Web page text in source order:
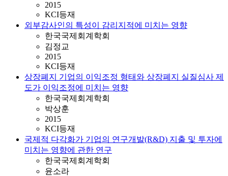
2015
KCI등재
외부감사인의 특성이 감리지적에 미치는 영향
한국국제회계학회
김정교
2015
KCI등재
상장폐지 기업의 이익조정 형태와 상장폐지 실질심사 제
도가 이익조정에 미치는 영향
한국국제회계학회
박상훈
2015
KCI등재
국제적 다각화가 기업의 연구개발(R&D) 지출 및 투자에
미치는 영향에 관한 연구
한국국제회계학회
윤소라